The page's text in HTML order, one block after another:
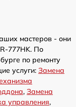
мастеров - они
777HK. По
по ремонту
услуги: Замена
, Замена
управления,